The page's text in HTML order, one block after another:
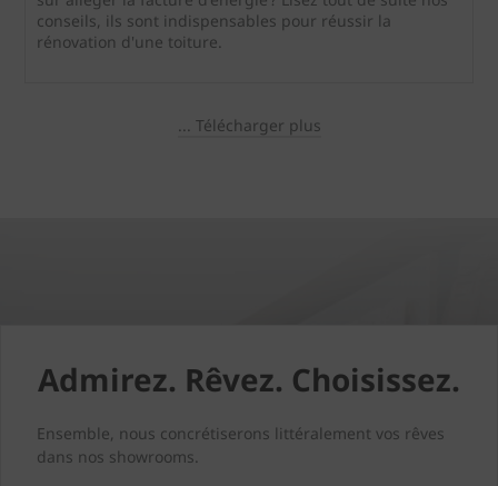
conseils, ils sont indispensables pour réussir la
rénovation d'une toiture.
... Télécharger plus
Admirez. Rêvez. Choisissez.
Ensemble, nous concrétiserons littéralement vos rêves
dans nos showrooms.